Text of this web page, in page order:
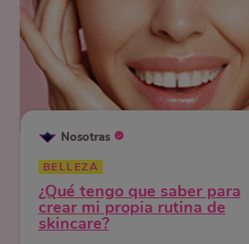
Nosotras
BELLEZA
¿Qué tengo que saber para
crear mi propia rutina de
skincare?